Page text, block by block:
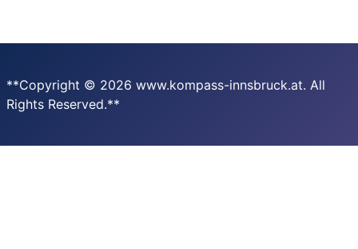
**Copyright © 2026 www.kompass-innsbruck.at. All
Rights Reserved.**